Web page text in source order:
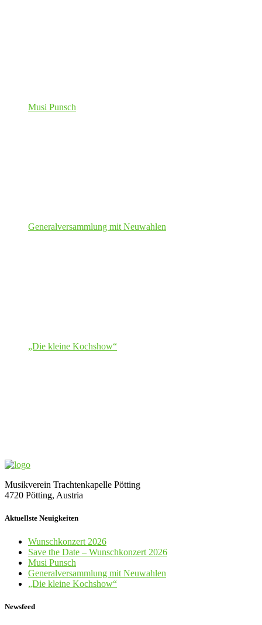
Musi Punsch
Generalversammlung mit Neuwahlen
„Die kleine Kochshow“
Musikverein Trachtenkapelle Pötting
4720 Pötting, Austria
Aktuellste Neuigkeiten
Wunschkonzert 2026
Save the Date – Wunschkonzert 2026
Musi Punsch
Generalversammlung mit Neuwahlen
„Die kleine Kochshow“
Newsfeed